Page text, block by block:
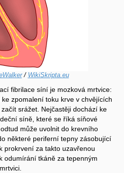
/ WikiSkripta.eu
fibrilace síní je mozková mrtvice:
zpomalení toku krve v chvějících
srážet. Nejčastěji dochází ke
síně, které se říká síňové
může uvolnit do krevního
některé periferní tepny zásobující
prokrvení za takto uzavřenou
odumírání tkáně za tepenným